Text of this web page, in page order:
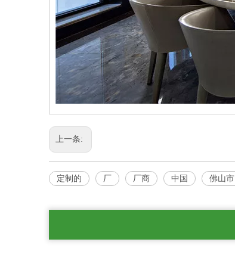
上一条:
定制的 厂 厂商 中国 佛山市